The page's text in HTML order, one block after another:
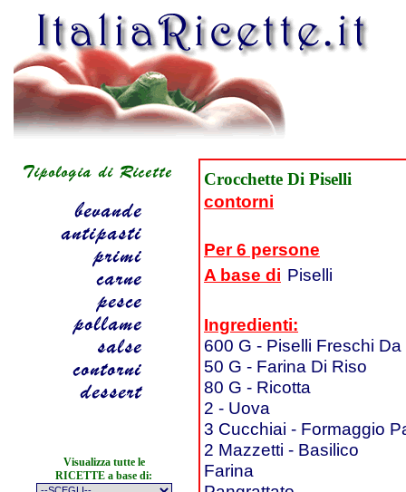
Visualizza tutte le
RICETTE a base di:
Crocchette Di Piselli
contorni
Per 6 persone
A base di Piselli
Ingredienti:
600 G - Piselli Freschi
50 G - Farina Di Riso
80 G - Ricotta
2 - Uova
3 Cucchiai - Formaggio
2 Mazzetti - Basilico
Farina